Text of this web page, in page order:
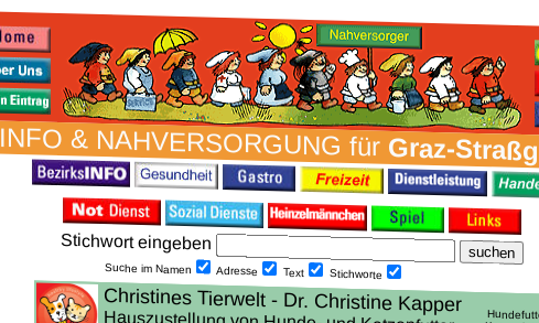
INFO & NAH­VER­SORG­UNG fürGraz-
Stich­wort ein­geben
Suche im Namen Adresse Text Stich­worte